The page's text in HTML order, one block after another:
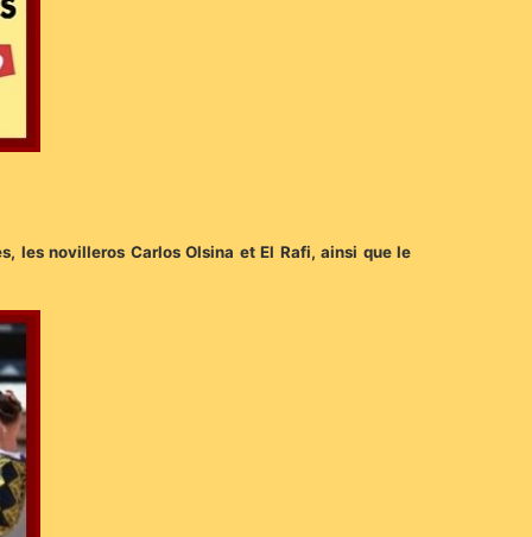
les novilleros Carlos Olsina et El Rafi, ainsi que le